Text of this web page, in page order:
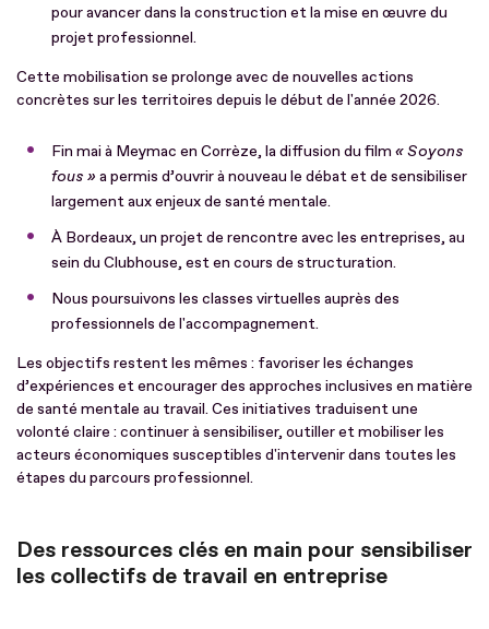
pour avancer dans la construction et la mise en œuvre du
projet professionnel.
Cette mobilisation se prolonge avec de nouvelles actions
concrètes sur les territoires depuis le début de l'année 2026.
Fin mai à Meymac en Corrèze, la diffusion du film « Soyons
fous » a permis d’ouvrir à nouveau le débat et de sensibiliser
largement aux enjeux de santé mentale.
À Bordeaux, un projet de rencontre avec les entreprises, au
sein du Clubhouse, est en cours de structuration.
Nous poursuivons les classes virtuelles auprès des
professionnels de l'accompagnement.
Les objectifs restent les mêmes : favoriser les échanges
d’expériences et encourager des approches inclusives en matière
de santé mentale au travail. Ces initiatives traduisent une
volonté claire : continuer à sensibiliser, outiller et mobiliser les
acteurs économiques susceptibles d'intervenir dans toutes les
étapes du parcours professionnel.
Des ressources clés en main pour sensibiliser
les collectifs de travail en entreprise